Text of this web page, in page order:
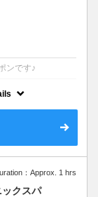
ンです♪
4stepトリートメ
復したい方に♪
：Approx. 1 hrs
ックスパ